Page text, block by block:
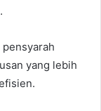
yang lebih